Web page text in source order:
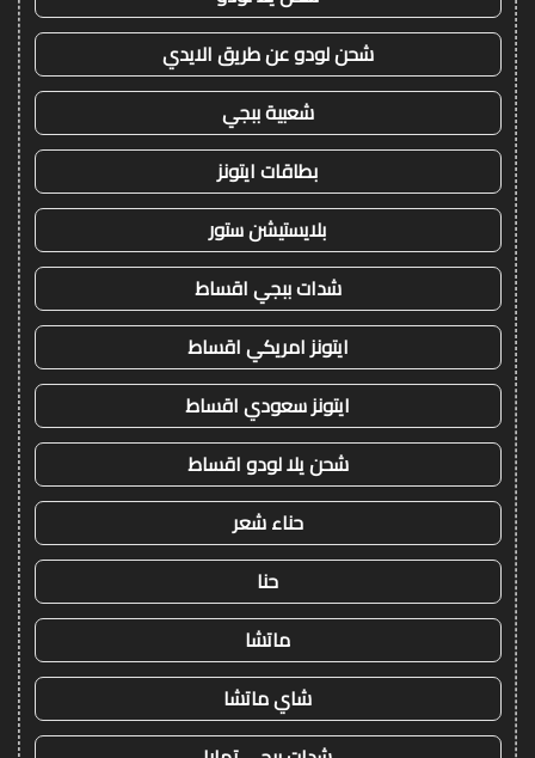
شحن لودو عن طريق الايدي
شعبية ببجي
بطاقات ايتونز
بلايستيشن ستور
شدات ببجي اقساط
ايتونز امريكي اقساط
ايتونز سعودي اقساط
شحن يلا لودو اقساط
حناء شعر
حنا
ماتشا
شاي ماتشا